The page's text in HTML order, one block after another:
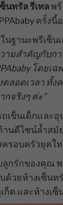
นทรัล รีเทลพ
ครั้งนี้อ
ฐานะพรีเซ็นเ
มสำคัญกับกา
โดยเ
ลอดเวลา ทั้ง
จริงๆ ค่ะ”
ถเข็นเด็กและ
นดีไซน์ล้ำสมั
ครอบครัวยุค
กรักของคุณ พ
ด้วยห้างเซ็น
ก็ต และห้างเซ็